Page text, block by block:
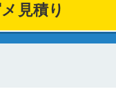
見積り